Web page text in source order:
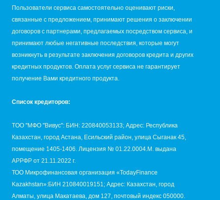
Пользователи сервиса самостоятельно оценивают риски,
связанные с предложением, принимают решения о заключении
договоров с партнерами, предлагаемых посредством сервиса, и
принимают любые негативные последствия, которые могут
возникнуть в результате заключения договоров кредита и других
кредитных продуктов. Оплата услуг сервиса не гарантирует
получение Вами кредитного продукта.
Список кредиторов:
TОО "МФО "Вивус": БИН: 220840053133; Адрес: Республика
Казахстан, город Астана, Есильский район, улица Сыганак 45,
помещение 1405-1406. Лицензия № 01.22.0004.M. выдана
АРРФР от 21.11.2022 г.
ТОО Микрофинансовая организация «TodayFinance
Kazakhstan»:БИН 210840019151; Адрес: Казахстан, город
Алматы, улица Макатаева, дом 127, почтовый индекс 050000.